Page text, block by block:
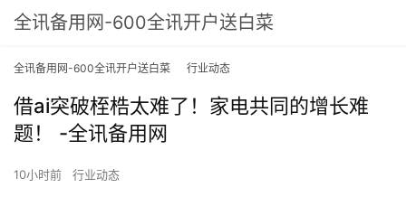
全讯备用网-600全讯开户送白菜
全讯备用网-600全讯开户送白菜 行业动态
借ai突破桎梏太难了！家电共同的增长难
题！ -全讯备用网
10小时前 行业动态